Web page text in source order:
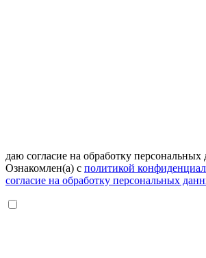
даю согласие на обработку
Ознакомлен(а) с политикой
согласие на обработку персональных